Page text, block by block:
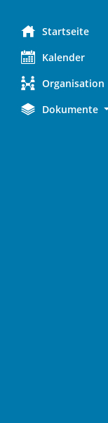
Startseite
Kalender
Organisation
Dokumente